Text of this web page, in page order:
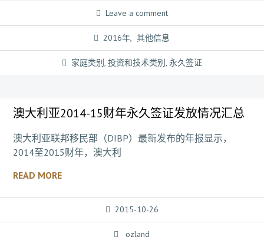
Leave a comment
2016年, 其他信息
家庭类别, 投资和技术类别, 永久签证
澳大利亚2014-15财年永久签证发放情况汇总
澳大利亚联邦移民部（DIBP）最新发布的年报显示，
2014至2015财年，澳大利
READ MORE
2015-10-26
ozland